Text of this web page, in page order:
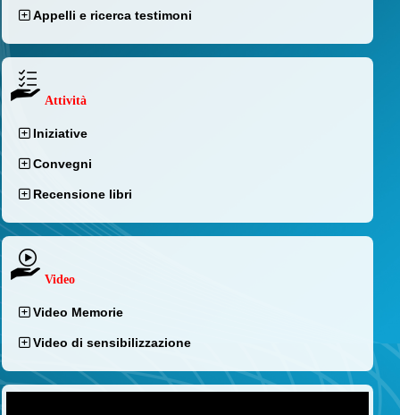
Appelli e ricerca testimoni
Attività
Iniziative
Convegni
Recensione libri
Video
Video Memorie
Video di sensibilizzazione